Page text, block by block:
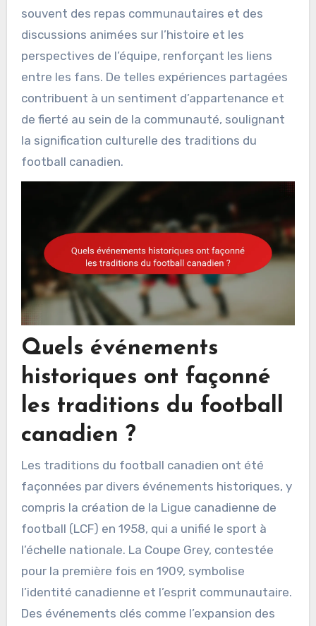
souvent des repas communautaires et des
discussions animées sur l’histoire et les
perspectives de l’équipe, renforçant les liens
entre les fans. De telles expériences partagées
contribuent à un sentiment d’appartenance et
de fierté au sein de la communauté, soulignant
la signification culturelle des traditions du
football canadien.
Quels événements
historiques ont façonné
les traditions du football
canadien ?
Les traditions du football canadien ont été
façonnées par divers événements historiques, y
compris la création de la Ligue canadienne de
football (LCF) en 1958, qui a unifié le sport à
l’échelle nationale. La Coupe Grey, contestée
pour la première fois en 1909, symbolise
l’identité canadienne et l’esprit communautaire.
Des événements clés comme l’expansion des